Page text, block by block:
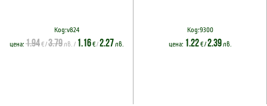
Код:v824
цена: 1.94€ /3.79 лв. / 1.16€/2.27лв.
Код:9300
цена: 1.22€ /2.39лв.